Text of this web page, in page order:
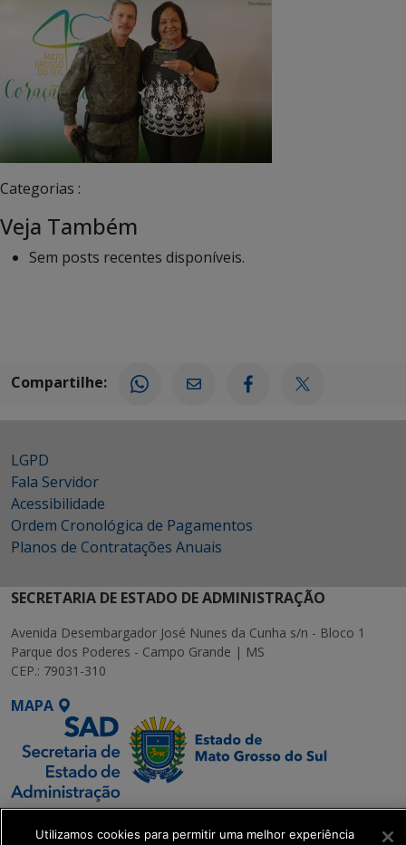
Categorias :
Veja Também
Sem posts recentes disponíveis.
Compartilhe:
LGPD
Fala Servidor
Acessibilidade
Ordem Cronológica de Pagamentos
Planos de Contratações Anuais
SECRETARIA DE ESTADO DE ADMINISTRAÇÃO
Avenida Desembargador José Nunes da Cunha s/n - Bloco 1
Parque dos Poderes - Campo Grande | MS
CEP.: 79031-310
MAPA
Utilizamos cookies para permitir uma melhor experiência